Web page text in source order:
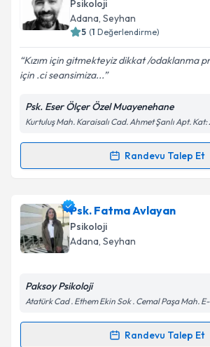
için bir takvim hazırlandığında e-
bilgilendireceğiz.
E-posta Adresiniz
Kişisel verilerimin işlenmesine
Metni'ni okudum ve kişisel
kapsamda işlenmesini kabul
Psikoloji
Adana, Seyhan
5 (1 Değerlendirme)
Kızım için gitmekteyiz dikkat /odaklanma
için .ci seansimiza...
Psk. Eser Ölçer Özel Muayenehane
Kurtuluş Mah. Karaisalı Cad. Ahmet Şanlı Apt. Kat:
Randevu Talep Et
Randevu Takvimi Talebi
Psk. Eser Ölçeriçin randevu takvimi
Size bu uzmandan randevu almanız
hazırlandığında e-posta ile
Kişisel verilerimin işlenmesine
Psk. Fatma Avlayan
Psikoloji
Adana, Seyhan
Paksoy Psikoloji
Atatürk Cad . Ethem Ekin Sok . Cemal Paşa Mah.
Randevu Talep Et
Randevu Takvimi Talebi